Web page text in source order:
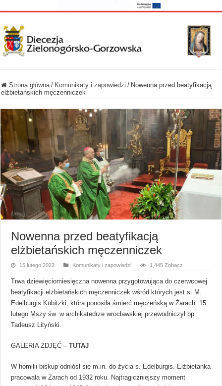
Strona główna / Komunikaty i zapowiedzi / Nowenna przed beatyfikacją
elżbietańskich męczenniczek
Nowenna przed beatyfikacją
elżbietańskich męczenniczek
15 lutego 2022 Komunikaty i zapowiedzi 1,445 Zobacz
Trwa dziewięciomiesięczna nowenna przygotowująca do czerwcowej
beatyfikacji elżbietańskich męczenniczek wśród których jest s. M.
Edelburgis Kubitzki, która ponosiła śmierć męczeńską w Żarach. 15
lutego Mszy św. w archikatedrze wrocławskiej przewodniczył bp
Tadeusz Lityński.
GALERIA ZDJĘĆ –TUTAJ
W homilii biskup odniósł się m.in. do życia s. Edelburgis. Elżbietanka
pracowała w Żarach od 1932 roku. Najtragiczniejszy moment